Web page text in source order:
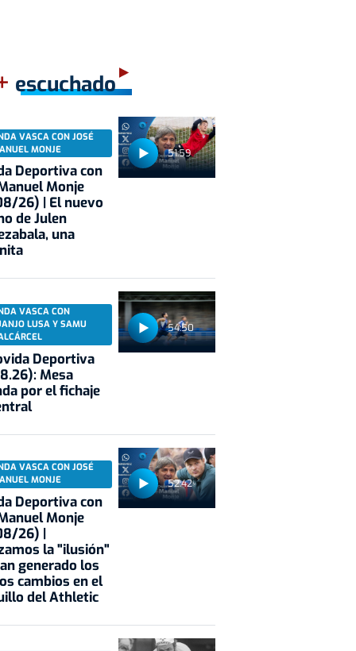
escuchado
51:59
VASCA CON JOSÉ
MONJE
Deportiva con
Monje
26) | El nuevo
de Julen
una
54:50
VASCA CON
LUSA Y SAMU
Deportiva
Mesa
por el fichaje
52:42
VASCA CON JOSÉ
MONJE
Deportiva con
Monje
26) |
la "ilusión"
generado los
cambios en el
del Athletic